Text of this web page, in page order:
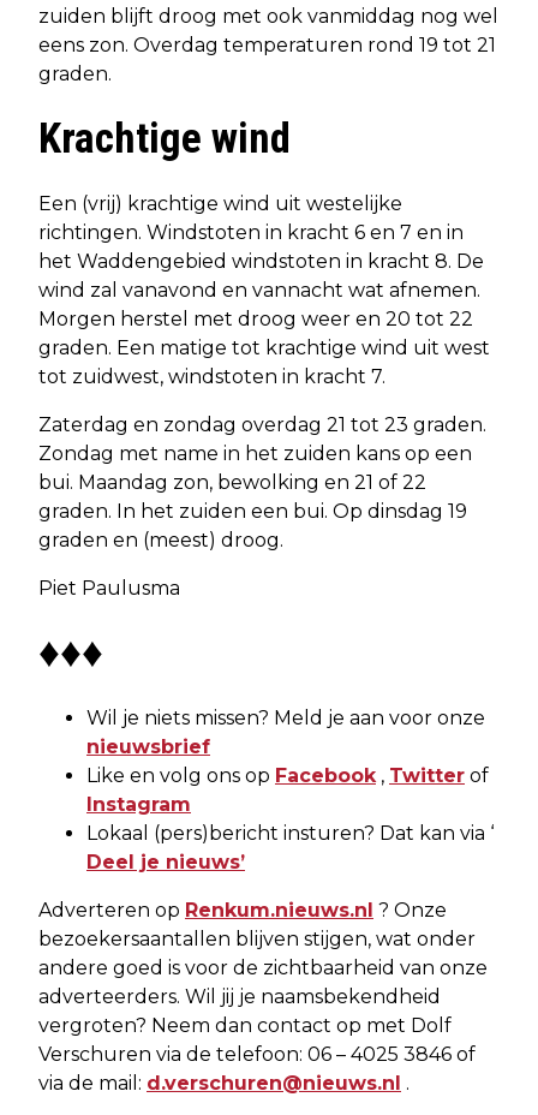
zuiden blijft droog met ook vanmiddag nog wel
eens zon. Overdag temperaturen rond 19 tot 21
graden.
Krachtige wind
Een (vrij) krachtige wind uit westelijke
richtingen. Windstoten in kracht 6 en 7 en in
het Waddengebied windstoten in kracht 8. De
wind zal vanavond en vannacht wat afnemen.
Morgen herstel met droog weer en 20 tot 22
graden. Een matige tot krachtige wind uit west
tot zuidwest, windstoten in kracht 7.
Zaterdag en zondag overdag 21 tot 23 graden.
Zondag met name in het zuiden kans op een
bui. Maandag zon, bewolking en 21 of 22
graden. In het zuiden een bui. Op dinsdag 19
graden en (meest) droog.
Piet Paulusma
♦♦♦
Wil je niets missen? Meld je aan voor onze
nieuwsbrief
Like en volg ons op Facebook , Twitter of
Instagram
Lokaal (pers)bericht insturen? Dat kan via ‘
Deel je nieuws’
Adverteren op Renkum.nieuws.nl ? Onze
bezoekersaantallen blijven stijgen, wat onder
andere goed is voor de zichtbaarheid van onze
adverteerders. Wil jij je naamsbekendheid
vergroten? Neem dan contact op met Dolf
Verschuren via de telefoon: 06 – 4025 3846 of
via de mail: d.verschuren@nieuws.nl .